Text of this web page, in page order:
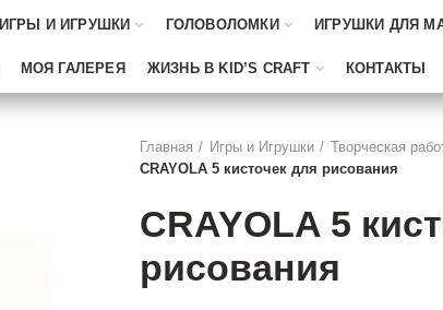
ИГРЫ И ИГРУШКИ ГОЛОВОЛОМКИ ИГРУШКИ ДЛЯ
МОЯ ГАЛЕРЕЯ ЖИЗНЬ В KID’S CRAFT КОНТАКТЫ
Главная Игры и Игрушки
Творческая
CRAYOLA 5 кисточек для рисования
CRAYOLA 5
рисования